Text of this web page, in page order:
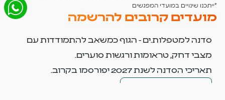
*ייתכנו שינויים במועדי המפגשים
מועדים קרובים להרשמה
סדנה למטפלות.ים - הגוף כמשאב להתמודדות עם
מצבי דחק, טראומות ורגשות סוערים.
תאריכי הסדנה לשנת 2027 יפורסמו בקרוב.